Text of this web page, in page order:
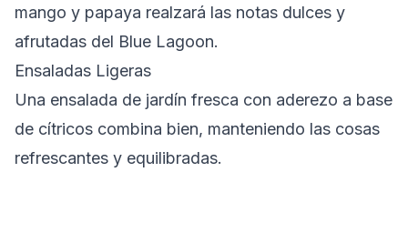
mango y papaya realzará las notas dulces y
afrutadas del Blue Lagoon.
Ensaladas Ligeras
Una ensalada de jardín fresca con aderezo a base
de cítricos combina bien, manteniendo las cosas
refrescantes y equilibradas.